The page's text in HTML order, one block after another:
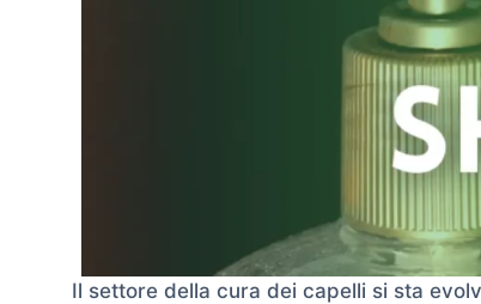
Il settore della cura dei capelli si sta